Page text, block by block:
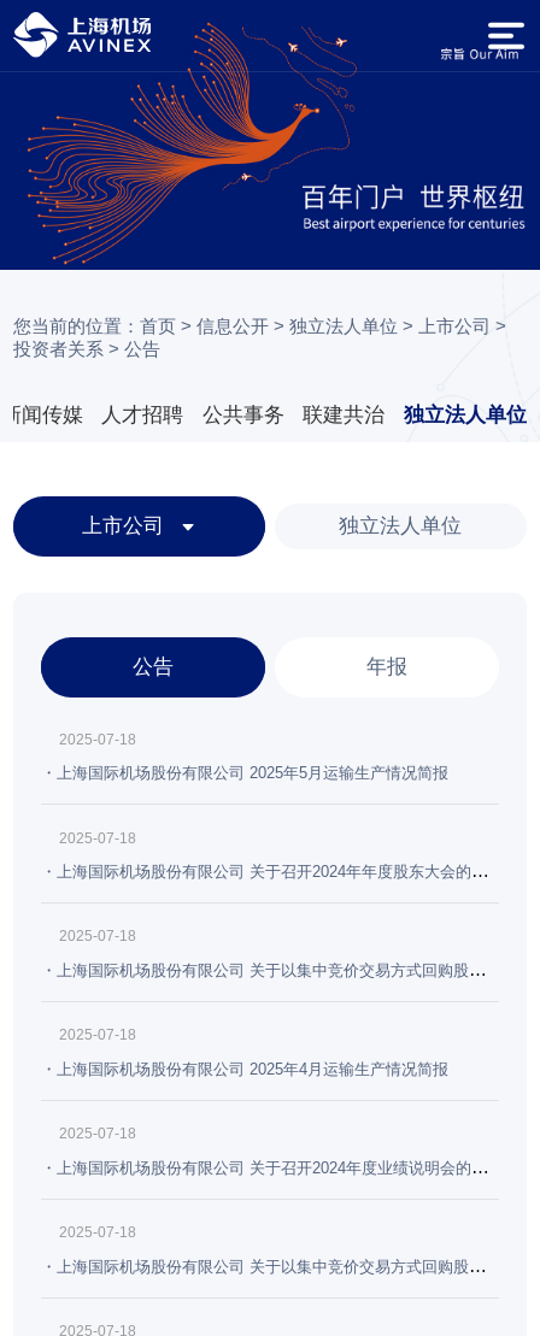
您当前的位置：首页 >信息公开 >独立法人单位 > 上市公司 >
投资者关系 >公告
新闻传媒 人才招聘 公共事务 联建共治 独立法人单位
上市公司 独立法人单位
公告 年报
2025-07-18
上海国际机场股份有限公司 2025年5月运输生产情况简报
2025-07-18
上海国际机场股份有限公司 关于召开2024年年度股东大会的通
2025-07-18
上海国际机场股份有限公司 关于以集中竞价交易方式回购股份
2025-07-18
上海国际机场股份有限公司 2025年4月运输生产情况简报
2025-07-18
上海国际机场股份有限公司 关于召开2024年度业绩说明会的公
2025-07-18
上海国际机场股份有限公司 关于以集中竞价交易方式回购股份
2025-07-18